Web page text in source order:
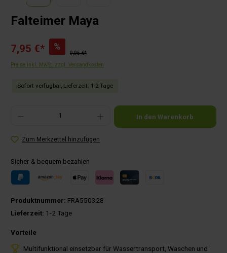
Falteimer Maya
7,95 €* %
9,95 €*
Preise inkl. MwSt. zzgl. Versandkosten
Sofort verfügbar, Lieferzeit: 1-2 Tage
Produkt Anzahl: Gib den gewünschten Wert ein oder benutze die Schaltflächen um die
In den Warenkorb
Zum Merkzettel hinzufügen
Sicher & bequem bezahlen
Produktnummer: FRA550328
Lieferzeit: 1-2 Tage
Vorteile
Multifunktional einsetzbar für Wassertransport, Waschen und